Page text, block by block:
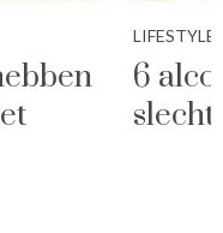
LIFESTYLE
6